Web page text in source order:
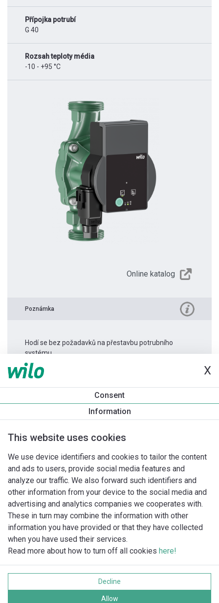
X
Consent
Information
This website uses cookies
We use device identifiers and cookies to tailor the content
and ads to users, provide social media features and
analyze our traffic. We also forward such identifiers and
other information from your device to the social media and
advertising and analytics companies we cooperates with.
These in turn may combine the information with other
information you have provided or that they have collected
when you have used their services.
Read more about how to turn off all cookies here!
Decline
Allow
Přípojka potrubí
G 40
Rozsah teploty média
-10 - +95 °C
Online katalog
Poznámka
Hodí se bez požadavků na přestavbu potrubního
systému.
Informace o produktu
Imprint
Ochrana soukromí
Všechna práva vyhrazena